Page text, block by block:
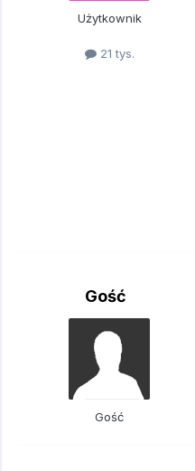
Użytkownik
21 tys.
Gość
Gość